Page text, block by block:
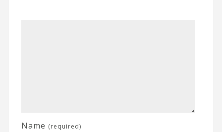
Name (required)